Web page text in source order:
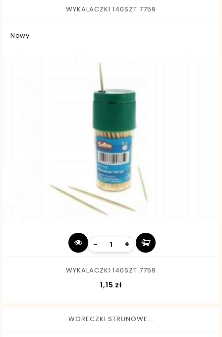
WYKALACZKI 140SZT 7759
Nowy
- +
WYKALACZKI 140SZT 7759
1,15 zł
WORECZKI STRUNOWE...